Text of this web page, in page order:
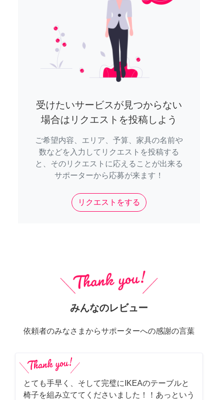
受けたいサービスが見つからない
場合はリクエストを投稿しよう
ご希望内容、エリア、予算、家具の名前や
数などを入力してリクエストを投稿する
と、そのリクエストに応えることが出来る
サポーターから応募が来ます！
リクエストをする
みんなのレビュー
依頼者のみなさまからサポーターへの感謝の言葉
とても手早く、そして完璧にIKEAのテーブルと
椅子を組み立ててくださいました！！あっという